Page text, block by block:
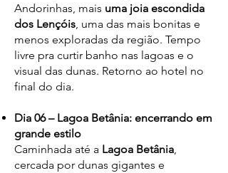
Andorinhas, mais uma joia escondida
dos Lençóis, uma das mais bonitas e
menos exploradas da região. Tempo
livre pra curtir banho nas lagoas e o
visual das dunas. Retorno ao hotel no
final do dia.
Dia 06 – Lagoa Betânia: encerrando em
grande estilo
Caminhada até a Lagoa Betânia,
cercada por dunas gigantes e